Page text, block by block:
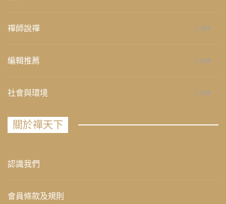
禪師說禪 267
編輯推薦 236
社會與環境 235
關於禪天下
認識我們
會員條款及規則